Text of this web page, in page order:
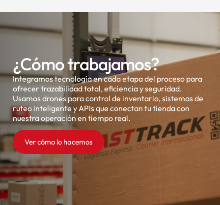
¿Cómo trabajamos?
Integramos tecnología en cada etapa del proceso para
ofrecer trazabilidad total, eficiencia y seguridad.
Usamos drones para control de inventario, sistemas de
ruteo inteligente y APIs que conectan tu tienda con
nuestra operación en tiempo real.
Ver cómo lo hacemos